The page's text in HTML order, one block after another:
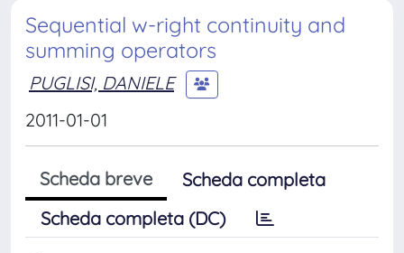
Sequential w-right continuity and
summing operators
PUGLISI, DANIELE
2011-01-01
Scheda breve
Scheda completa
Scheda completa (DC)